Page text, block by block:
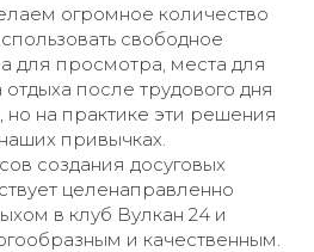
огромное количество
свободное
для просмотра, места для
после трудового дня
но на практике эти решения
привычках.
создания досуговых
целенаправленно
в клуб Вулкан 24 и
и качественным.